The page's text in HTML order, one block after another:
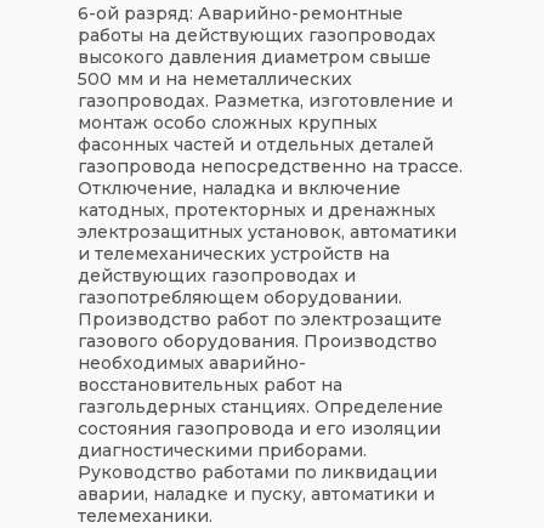
6-ой разряд: Аварийно-ремонтные
работы на действующих газопроводах
высокого давления диаметром свыше
500 мм и на неметаллических
газопроводах. Разметка, изготовление и
монтаж особо сложных крупных
фасонных частей и отдельных деталей
газопровода непосредственно на трассе.
Отключение, наладка и включение
катодных, протекторных и дренажных
электрозащитных установок, автоматики
и телемеханических устройств на
действующих газопроводах и
газопотребляющем оборудовании.
Производство работ по электрозащите
газового оборудования. Производство
необходимых аварийно-
восстановительных работ на
газгольдерных станциях. Определение
состояния газопровода и его изоляции
диагностическими приборами.
Руководство работами по ликвидации
аварии, наладке и пуску, автоматики и
телемеханики.